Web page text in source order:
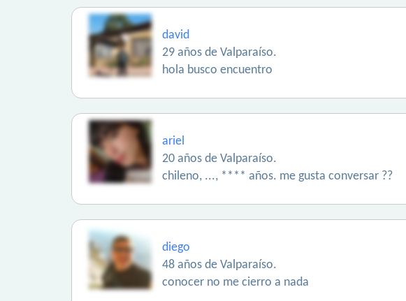
david
29 años de Valparaíso.
hola busco encuentro
ariel
20 años de Valparaíso.
chileno, ..., **** años. me gusta conversar ??
diego
48 años de Valparaíso.
conocer no me cierro a nada